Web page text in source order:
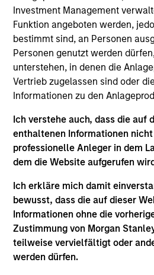
Investment Management
Funktion angeboten werden,
bestimmt sind, an Personen
Personen genutzt werden
unterstehen, in denen die
Vertrieb zugelassen sind oder
Informationen zu den
Ich verstehe auch, dass die auf
enthaltenen Informationen
professionelle Anleger in dem
dem die Website aufgerufen
Ich erkläre mich damit
bewusst, dass die auf dieser
Informationen ohne die
Zustimmung von Morgan
teilweise vervielfältigt oder
werden dürfen.
werden, wenn der aktuelle
Information Document („KID“)
Information Document („KIID“),
Halbjahresbericht
Dokumente, die in Ihrer Nähe
https://
verfügbar sind oder kostenlos
Morgan Stanley Investment
Senningerberg, R.C.S. Luxemburg
Informationen in Bezug auf
Fonds und die
finden Sie auf der oben erwähnten
Italienische Anleger sollten
„Erweiterte Zeichnungsformular“
Hongkong den Abschnitt
Anleger aus Hongkong“ im
Deutschsprachige Exemplare
KID oder des KIID, der Statuten
Jahres- und Halbjahresberichte
Informationen sind kostenlos bei